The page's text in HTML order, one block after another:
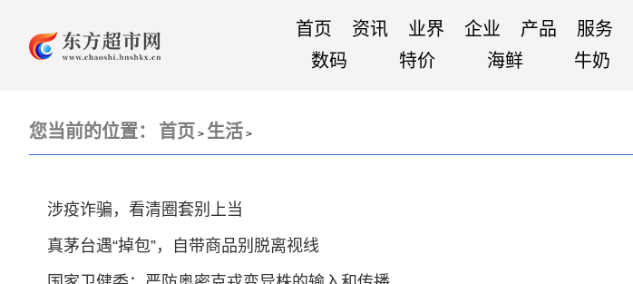
首页 资讯 业界 企业 产品 服务
数码
特价 海鲜 牛奶
您当前的位置： 首页 > 生活 >
涉疫诈骗，看清圈套别上当
真茅台遇“掉包”，自带商品别脱离视线